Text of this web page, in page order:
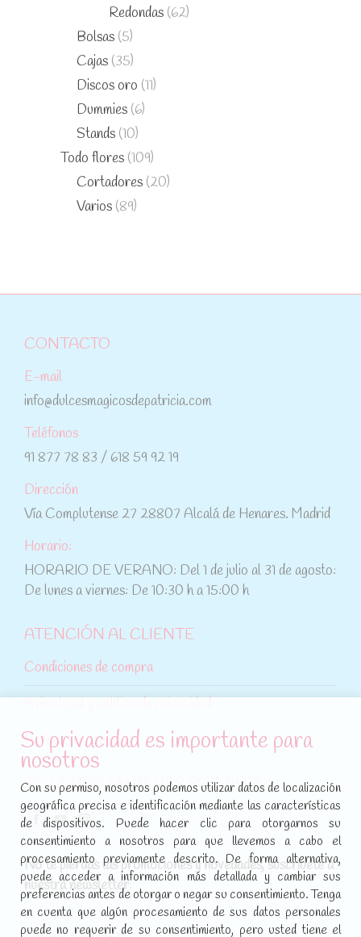
Redondas (62)
Bolsas (5)
Cajas (35)
Discos oro (11)
Dummies (6)
Stands (10)
Todo flores (109)
Cortadores (20)
Varios (89)
CONTACTO
E-mail
info@dulcesmagicosdepatricia.com
Teléfonos
91 877 78 83 / 618 59 92 19
Dirección
Vía Complutense 27 28807 Alcalá de Henares. Madrid
Horario:
HORARIO DE VERANO: Del 1 de julio al 31 de agosto:
De lunes a viernes: De 10:30 h a 15:00 h
ATENCIÓN AL CLIENTE
Condiciones de compra
Política de cookies
SÍGUENOS EN REDES SOCIALES
Encuéntranos en:
Facebook
page
opens
in
new
window
YouTube
page
opens
in
new
window
Instagram
page
opens
in
new
window
No te pierdas las promociones y novedades, suscríbete a
nuestra newsletter:
Su privacidad es importante para
nosotros
Con su permiso, nosotros podemos utilizar datos de localización
geográfica precisa e identificación mediante las características
de dispositivos. Puede hacer clic para otorgarnos su
consentimiento a nosotros para que llevemos a cabo el
procesamiento previamente descrito. De forma alternativa,
puede acceder a información más detallada y cambiar sus
preferencias antes de otorgar o negar su consentimiento. Tenga
en cuenta que algún procesamiento de sus datos personales
puede no requerir de su consentimiento, pero usted tiene el